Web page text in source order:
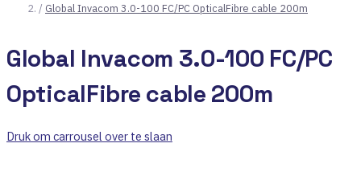
/ Global Invacom 3.0-100 FC/PC OpticalFibre cable 200m
Global Invacom 3.0-100 FC/PC
OpticalFibre cable 200m
Druk om carrousel over te slaan